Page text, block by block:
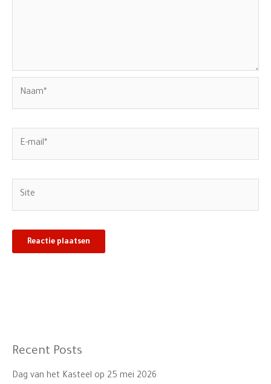
Recent Posts
Dag van het Kasteel op 25 mei 2026